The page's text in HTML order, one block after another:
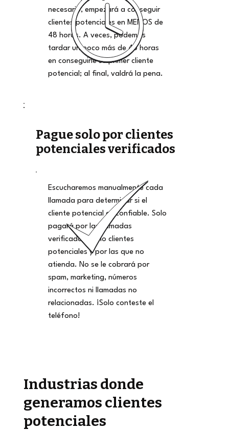
necesario, empezará a conseguir
clientes potenciales en MENOS de
48 horas. A veces, podemos
tardar un poco más de 48 horas
en conseguirle su primer cliente
potencial; al final, valdrá la pena.
Pague solo por clientes
potenciales verificados
Escucharemos manualmente cada
llamada para determinar si el
cliente potencial es confiable. Solo
pagará por las llamadas
verificadas como clientes
potenciales y por las que no
atienda. No se le cobrará por
spam, marketing, números
incorrectos ni llamadas no
relacionadas. ¡Solo conteste el
teléfono!
Industrias donde
generamos clientes
potenciales